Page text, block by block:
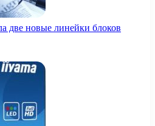
две новые линейки блоков